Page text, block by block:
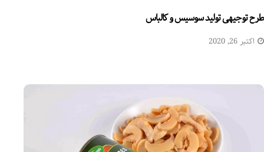
طرح توجیهی تولید سوسیس و کالباس
اکتبر 26, 2020